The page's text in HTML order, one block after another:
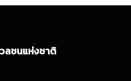
ลชนแห่งชาติ